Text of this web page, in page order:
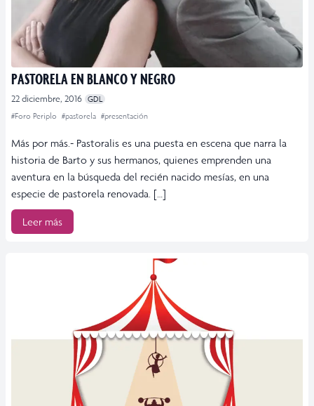
PASTORELA EN BLANCO Y NEGRO
22 diciembre, 2016 GDL
#Foro Periplo #pastorela #presentación
Más por más.- Pastoralis es una puesta en escena que narra la
historia de Barto y sus hermanos, quienes emprenden una
aventura en la búsqueda del recién nacido mesías, en una
especie de pastorela renovada. […]
Leer más